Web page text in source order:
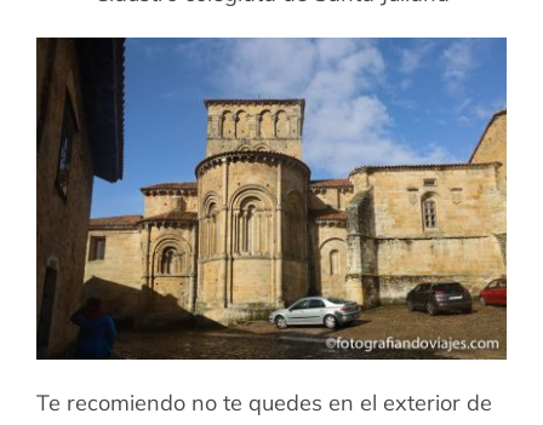
Te recomiendo no te quedes en el exterior de